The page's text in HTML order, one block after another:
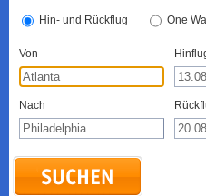
Hin- und Rückflug One
Von
Nach